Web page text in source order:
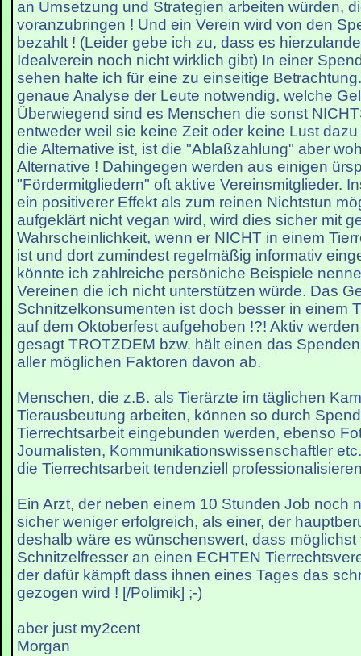
an Umsetzung und Strategien arbeiten würden,
voranzubringen ! Und ein Verein wird von den
bezahlt ! (Leider gebe ich zu, dass es
Idealverein noch nicht wirklich gibt) In einer
sehen halte ich für eine zu einseitige
genaue Analyse der Leute notwendig, welche
Überwiegend sind es Menschen die sonst
entweder weil sie keine Zeit oder keine Lust
die Alternative ist, ist die "Ablaßzahlung" aber
Alternative ! Dahingegen werden aus einigen
"Fördermitgliedern" oft aktive Vereinsmitglieder.
ein positiverer Effekt als zum reinen Nichtstun
aufgeklärt nicht vegan wird, wird dies sicher mit
Wahrscheinlichkeit, wenn er NICHT in einem
ist und dort zumindest regelmäßig informativ
könnte ich zahlreiche persöniche Beispiele
Vereinen die ich nicht unterstützen würde. Das
Schnitzelkonsumenten ist doch besser in einem
auf dem Oktoberfest aufgehoben !?! Aktiv
gesagt TROTZDEM bzw. hält einen das
aller möglichen Faktoren davon ab.
Menschen, die z.B. als Tierärzte im täglichen
Tierausbeutung arbeiten, können so durch
Tierrechtsarbeit eingebunden werden, ebenso
Journalisten, Kommunikationswissenschaftler
die Tierrechtsarbeit tendenziell
Ein Arzt, der neben einem 10 Stunden Job noch
sicher weniger erfolgreich, als einer, der
deshalb wäre es wünschenswert, dass möglichst
Schnitzelfresser an einen ECHTEN
der dafür kämpft dass ihnen eines Tages das
gezogen wird ! [/Polimik] ;-)
aber just my2cent
Morgan